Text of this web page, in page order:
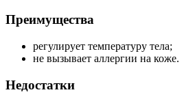
Преимущества
регулирует температуру тела;
не вызывает аллергии на коже.
Недостатки